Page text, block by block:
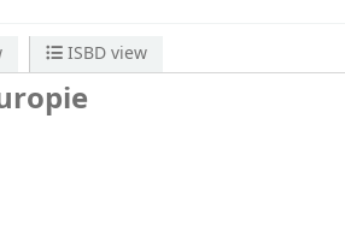
ISBD view